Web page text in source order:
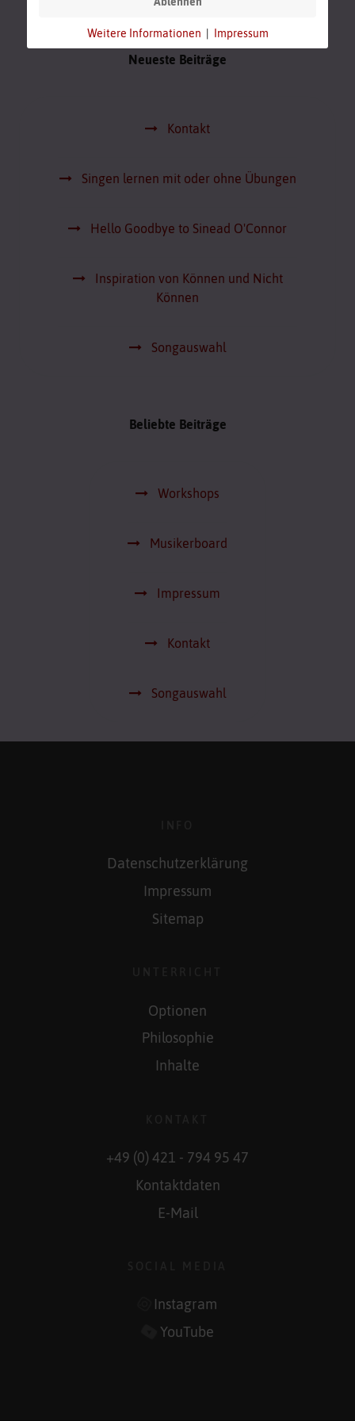
Neueste Beiträge
Kontakt
Singen lernen mit oder ohne Übungen
Hello Goodbye to Sinead O'Connor
Inspiration von Können und Nicht
Können
Songauswahl
Beliebte Beiträge
Workshops
Musikerboard
Impressum
Kontakt
Songauswahl
Datenschutzerklärung
Impressum
Sitemap
Optionen
Philosophie
Inhalte
+49 (0) 421 - 794 95 47
Kontaktdaten
E-Mail
Instagram
YouTube
Weitere Informationen Impressum